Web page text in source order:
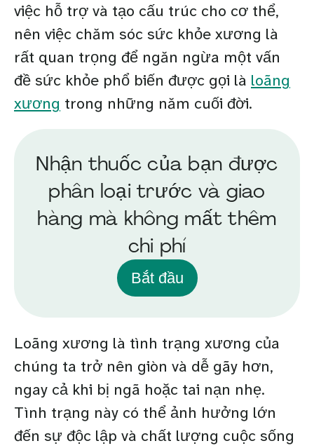
việc hỗ trợ và tạo cấu trúc cho cơ thể,
nên việc chăm sóc sức khỏe xương là
rất quan trọng để ngăn ngừa một vấn
đề sức khỏe phổ biến được gọi là loãng
xương trong những năm cuối đời.
Nhận thuốc của bạn được
phân loại trước và giao
hàng mà không mất thêm
chi phí
Bắt đầu
Loãng xương là tình trạng xương của
chúng ta trở nên giòn và dễ gãy hơn,
ngay cả khi bị ngã hoặc tai nạn nhẹ.
Tình trạng này có thể ảnh hưởng lớn
đến sự độc lập và chất lượng cuộc sống